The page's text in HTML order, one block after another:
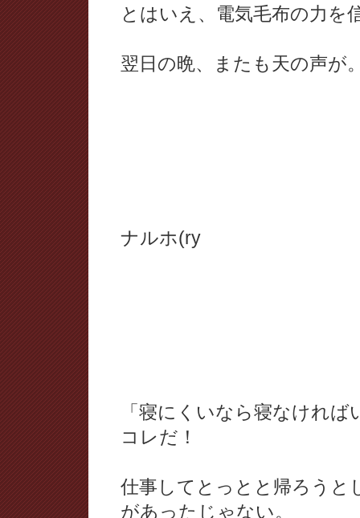
とはいえ、電気毛布の力を
翌日の晩、またも天の声が
ナルホ(ry
「寝にくいなら寝なけれ
コレだ！
仕事してとっとと帰ろうと
があったじゃない。